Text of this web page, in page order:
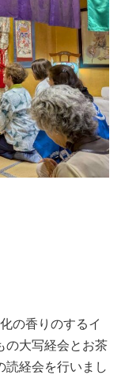
の香りのするイ
の大写経会とお茶
読経会を行いまし